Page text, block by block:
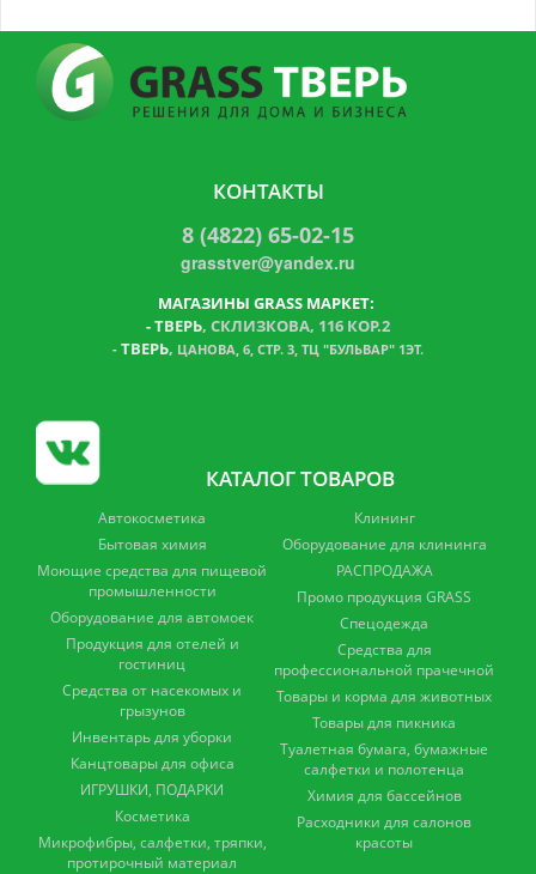
КОНТАКТЫ
8 (4822) 65-02-15
grasstver@yandex.ru
МАГАЗИНЫ GRASS МАРКЕТ:
-ТВЕРЬ, СКЛИЗКОВА, 116 КОР.2
- ТВЕРЬ, ЦАНОВА, 6, СТР. 3, ТЦ "БУЛЬВАР" 1ЭТ.
КАТАЛОГ ТОВАРОВ
Автокосметика
Бытовая химия
Моющие средства для пищевой
промышленности
Оборудование для автомоек
Продукция для отелей и
гостиниц
Средства от насекомых и
грызунов
Инвентарь для уборки
Канцтовары для офиса
ИГРУШКИ, ПОДАРКИ
Косметика
Микрофибры, салфетки, тряпки,
протирочный материал
Клининг
Оборудование для клининга
РАСПРОДАЖА
Промо продукция GRASS
Спецодежда
Средства для
профессиональной прачечной
Товары и корма для животных
Товары для пикника
Туалетная бумага, бумажные
салфетки и полотенца
Химия для бассейнов
Расходники для салонов
красоты